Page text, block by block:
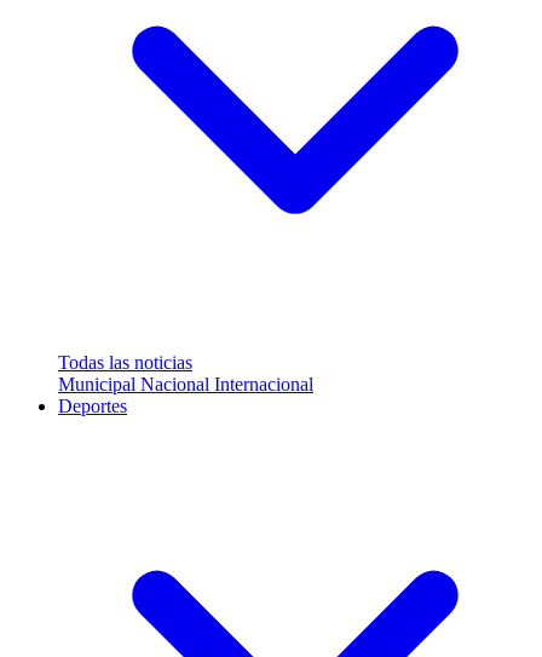
Todas las noticias
Municipal Nacional Internacional
Deportes